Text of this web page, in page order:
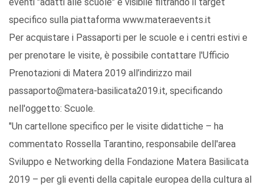
eventi "adatti alle scuole" è visibile filtrando il target
specifico sulla piattaforma www.materaevents.it
Per acquistare i Passaporti per le scuole e i centri estivi e
per prenotare le visite, è possibile contattare l'Ufficio
Prenotazioni di Matera 2019 all’indirizzo mail
passaporto@matera-basilicata2019.it, specificando
nell'oggetto: Scuole.
"Un cartellone specifico per le visite didattiche – ha
commentato Rossella Tarantino, responsabile dell'area
Sviluppo e Networking della Fondazione Matera Basilicata
2019 – per gli eventi della capitale europea della cultura al